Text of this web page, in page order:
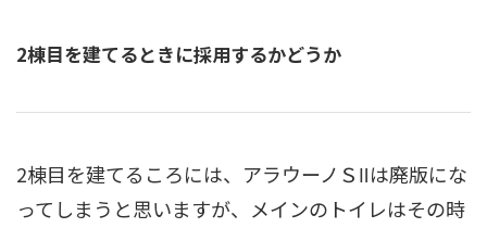
2棟目を建てるときに採用するかどうか
2棟目を建てるころには、アラウーノＳⅡは廃版にな
ってしまうと思いますが、メインのトイレはその時